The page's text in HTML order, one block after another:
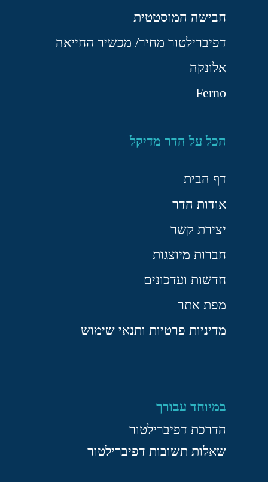
חבישה המוסטטית
דפיברילטור מחיר/ מכשיר החייאה
אלונקה
Ferno
הכל על הדר מדיקל
דף הבית
אודות הדר
יצירת קשר
חברות מיוצגות
חדשות ועדכונים
מפת אתר
מדיניות פרטיות ותנאי שימוש
במיוחד עבורך
הדרכת דפיברילטור
שאלות תשובות דפיברילטור